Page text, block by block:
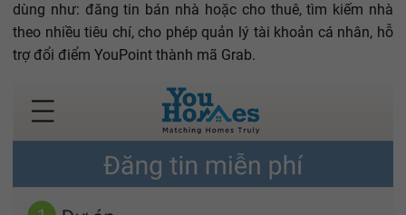
dùng như: đăng tin bán nhà hoặc cho thuê, tìm kiếm nhà
theo nhiều tiêu chí, cho phép quản lý tài khoản cá nhân, hỗ
trợ đổi điểm YouPoint thành mã Grab.